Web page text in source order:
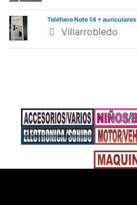
Teléfono Note 14 + auriculares
Villarrobledo